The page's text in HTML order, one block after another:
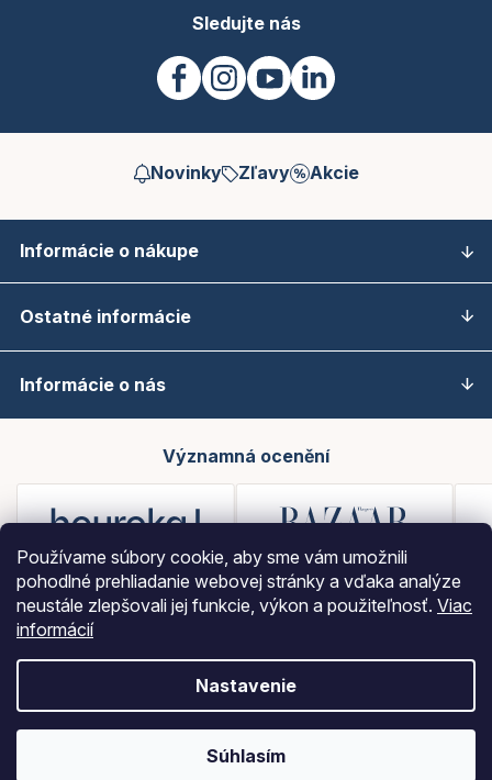
Používame súbory cookie, aby sme vám umožnili
pohodlné prehliadanie webovej stránky a vďaka analýze
neustále zlepšovali jej funkcie, výkon a použiteľnosť. Viac
informácií
Nastavenie
Súhlasím
Sledujte nás
Novinky Zľavy Akcie
Informácie o nákupe
Ostatné informácie
Informácie o nás
Významná ocenění